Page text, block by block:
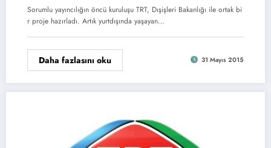
Sorumlu yayıncılığın öncü kuruluşu TRT, Dışişleri Bakanlığı ile ortak bi
r proje hazırladı. Artık yurtdışında yaşayan…
Daha fazlasını oku 31 Mayıs 2015